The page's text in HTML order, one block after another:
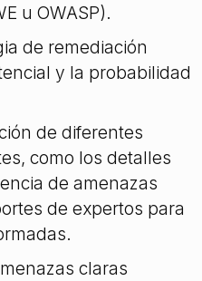
u OWASP).
de remediación
y la probabilidad
de diferentes
como los detalles
de amenazas
de expertos para
claras